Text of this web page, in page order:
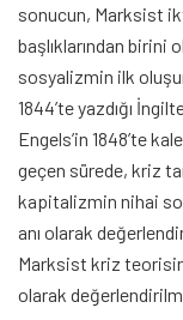
sonucun, Marksist
başlıklarından birini
sosyalizmin ilk
1844’te yazdığı
Engels’in 1848’te
geçen sürede, kriz
kapitalizmin nihai
anı olarak
Marksist kriz
olarak